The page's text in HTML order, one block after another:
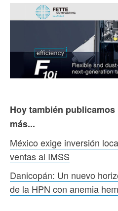
Hoy también
más...
México exige inversión
ventas al IMSS
Danicopán: Un nuevo
de la HPN con anemia